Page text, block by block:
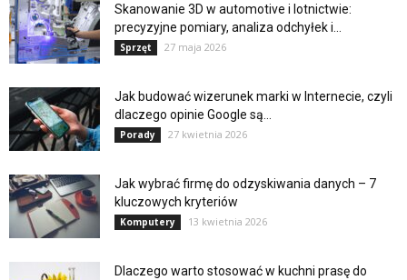
Skanowanie 3D w automotive i lotnictwie:
precyzyjne pomiary, analiza odchyłek i...
Sprzęt 27 maja 2026
Jak budować wizerunek marki w Internecie, czyli
dlaczego opinie Google są...
Porady 27 kwietnia 2026
Jak wybrać firmę do odzyskiwania danych – 7
kluczowych kryteriów
Komputery 13 kwietnia 2026
Dlaczego warto stosować w kuchni prasę do